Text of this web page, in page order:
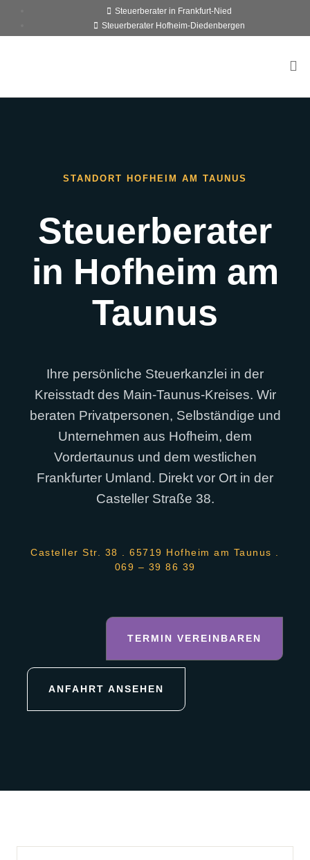
Steuerberater in Frankfurt-Nied
Steuerberater Hofheim-Diedenbergen
STANDORT HOFHEIM AM TAUNUS
Steuerberater
in Hofheim am
Taunus
Ihre persönliche Steuerkanzlei in der
Kreisstadt des Main-Taunus-Kreises. Wir
beraten Privatpersonen, Selbständige und
Unternehmen aus Hofheim, dem
Vordertaunus und dem westlichen
Frankfurter Umland. Direkt vor Ort in der
Casteller Straße 38.
Casteller Str. 38 . 65719 Hofheim am Taunus .
069 – 39 86 39
TERMIN VEREINBAREN
ANFAHRT ANSEHEN